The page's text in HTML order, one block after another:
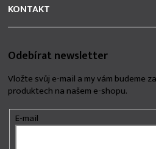
KONTAKT
Odebírat newsletter
Vložte svůj e-mail a my vám budeme
produktech na našem e-shopu.
E-mail